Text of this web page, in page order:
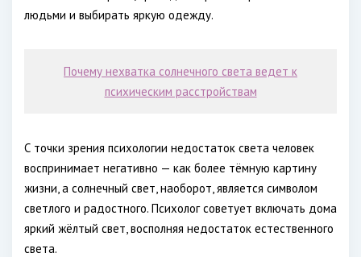
людьми и выбирать яркую одежду.
Почему нехватка солнечного света ведет к
психическим расстройствам
С точки зрения психологии недостаток света человек
воспринимает негативно — как более тёмную картину
жизни, а солнечный свет, наоборот, является символом
светлого и радостного. Психолог советует включать дома
яркий жёлтый свет, восполняя недостаток естественного
света.